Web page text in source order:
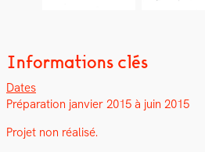
Informations clés
Dates
Pré­pa­ra­tion jan­vi­er 2015 à juin 2015
Pro­jet non réal­isé.